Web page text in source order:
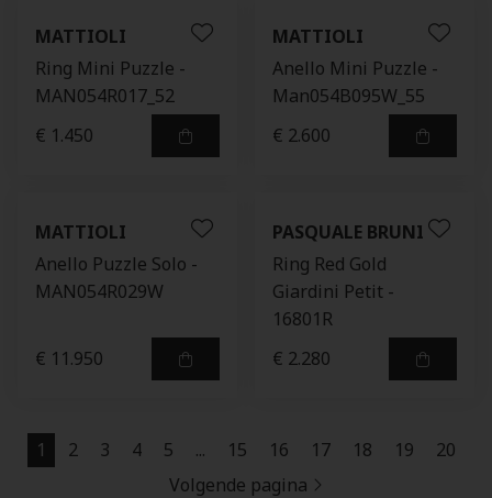
MATTIOLI
Ring Mini Puzzle -
MAN054R017_52
€ 1.450
MATTIOLI
Anello Mini Puzzle -
Man054B095W_55
€ 2.600
MATTIOLI
Anello Puzzle Solo -
MAN054R029W
€ 11.950
PASQUALE BRUNI
Ring Red Gold
Giardini Petit -
16801R
€ 2.280
1 2 3 4 5 ... 15 16 17 18 19
20
Volgende pagina